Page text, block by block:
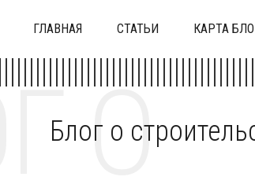
ГЛАВНАЯ СТАТЬИ КАРТА
Блог о
О